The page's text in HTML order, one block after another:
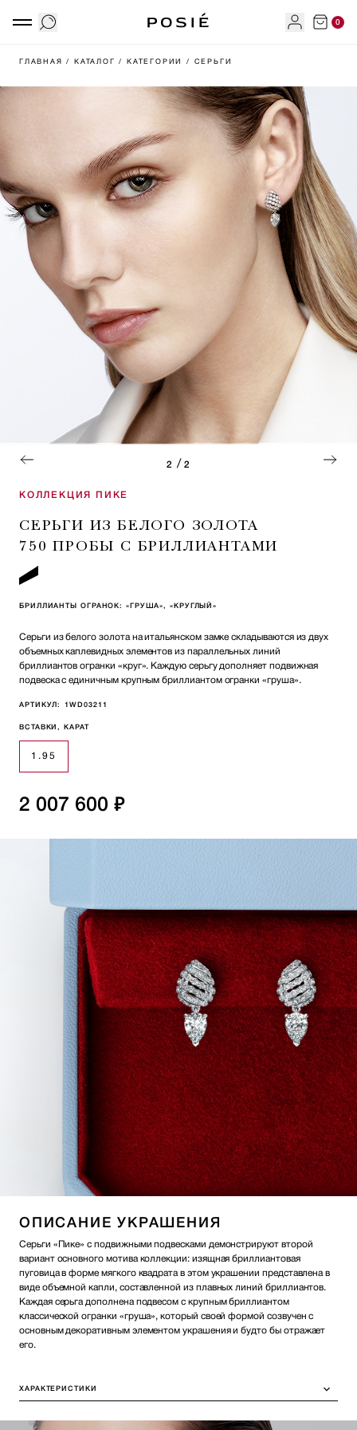
0
ГЛАВНАЯ/ КАТАЛОГ/ КАТЕГОРИИ/ СЕРЬГИ
2 / 2
КОЛЛЕКЦИЯ ПИКЕ
СЕРЬГИ ИЗ БЕЛОГО ЗОЛОТА
750 ПРОБЫ С БРИЛЛИАНТАМИ
БРИЛЛИАНТЫ ОГРАНОК: «ГРУША», «КРУГЛЫЙ»
Серьги из белого золота на итальянском замке складываются из двух
объемных каплевидных элементов из параллельных линий
бриллиантов огранки «круг». Каждую серьгу дополняет подвижная
подвеска с единичным крупным бриллиантом огранки «груша».
АРТИКУЛ: 1WD03211
ВСТАВКИ, КАРАТ
1.95
2 007 600 ₽
ОПИСАНИЕ УКРАШЕНИЯ
Серьги «Пике» с подвижными подвесками демонстрируют второй
вариант основного мотива коллекции: изящная бриллиантовая
пуговица в форме мягкого квадрата в этом украшении представлена в
виде объемной капли, составленной из плавных линий бриллиантов.
Каждая серьга дополнена подвесом с крупным бриллиантом
классической огранки «груша», который своей формой созвучен с
основным декоративным элементом украшения и будто бы отражает
его.
ХАРАКТЕРИСТИКИ